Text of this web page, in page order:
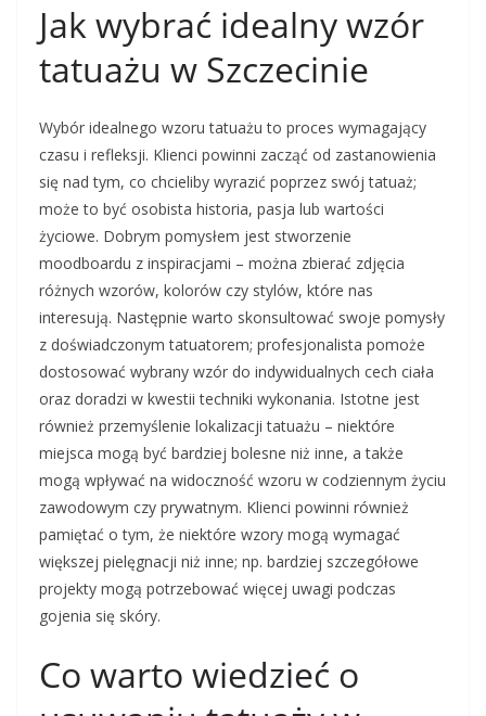
Jak wybrać idealny wzór
tatuażu w Szczecinie
Wybór idealnego wzoru tatuażu to proces wymagający
czasu i refleksji. Klienci powinni zacząć od zastanowienia
się nad tym, co chcieliby wyrazić poprzez swój tatuaż;
może to być osobista historia, pasja lub wartości
życiowe. Dobrym pomysłem jest stworzenie
moodboardu z inspiracjami – można zbierać zdjęcia
różnych wzorów, kolorów czy stylów, które nas
interesują. Następnie warto skonsultować swoje pomysły
z doświadczonym tatuatorem; profesjonalista pomoże
dostosować wybrany wzór do indywidualnych cech ciała
oraz doradzi w kwestii techniki wykonania. Istotne jest
również przemyślenie lokalizacji tatuażu – niektóre
miejsca mogą być bardziej bolesne niż inne, a także
mogą wpływać na widoczność wzoru w codziennym życiu
zawodowym czy prywatnym. Klienci powinni również
pamiętać o tym, że niektóre wzory mogą wymagać
większej pielęgnacji niż inne; np. bardziej szczegółowe
projekty mogą potrzebować więcej uwagi podczas
gojenia się skóry.
Co warto wiedzieć o